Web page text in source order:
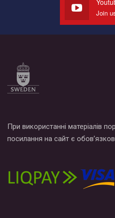
Все, что вам нужно сделать -
по этой ссылке и поставить
Join
При використанні матеріалів
посилання на сайт є